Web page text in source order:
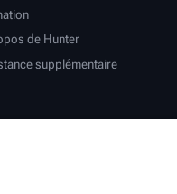
de Hunter
supplémentaire